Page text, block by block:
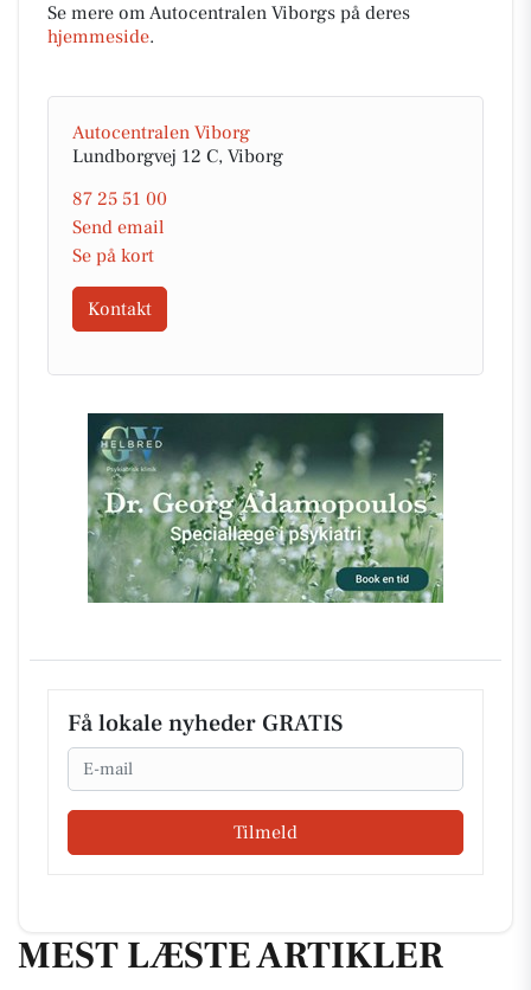
Se mere om Autocentralen Viborgs på deres
hjemmeside.
Autocentralen Viborg
Lundborgvej 12 C, Viborg
87 25 51 00
Send email
Se på kort
Kontakt
Få lokale nyheder GRATIS
Email
Tilmeld
MEST LÆSTE ARTIKLER